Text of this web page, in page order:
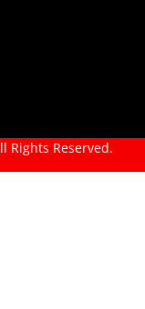
Rights Reserved.